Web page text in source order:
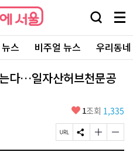
검
창
열
기
메
뉴
전
체
보
스 비주얼 뉴스 우리동
다…일자산허브천문공
좋
요
1조회 1,335
페
이
S
N
글
자
글
자